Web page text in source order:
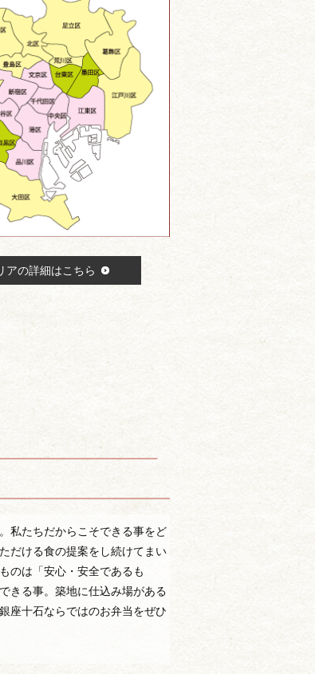
アの詳細はこちら
私たちだからこそできる事をど
だける食の提案をし続けてまい
のは「安心・安全であるも
きる事。築地に仕込み場がある
座十石ならではのお弁当をぜひ